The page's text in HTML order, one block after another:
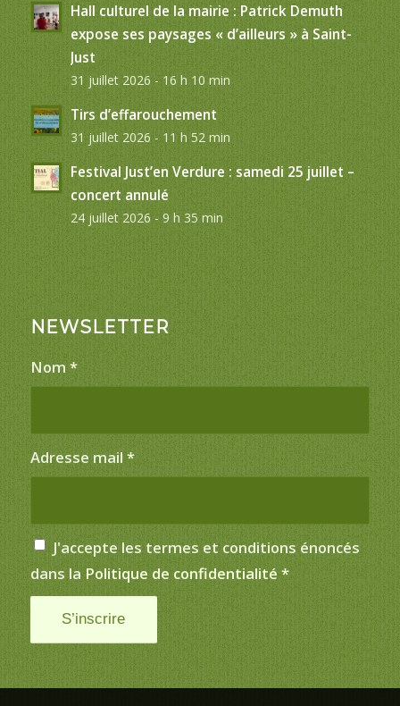
Hall culturel de la mairie : Patrick Demuth
expose ses paysages « d’ailleurs » à Saint-
Just
31 juillet 2026 - 16 h 10 min
Tirs d’effarouchement
31 juillet 2026 - 11 h 52 min
Festival Just’en Verdure : samedi 25 juillet –
concert annulé
24 juillet 2026 - 9 h 35 min
NEWSLETTER
Nom *
Adresse mail *
J'accepte les termes et conditions énoncés
dans la Politique de confidentialité *